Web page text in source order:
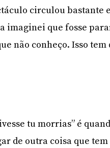
circulou bastante
imaginei que fosse
não conheço. Isso
tu morrias” é
de outra coisa que tem